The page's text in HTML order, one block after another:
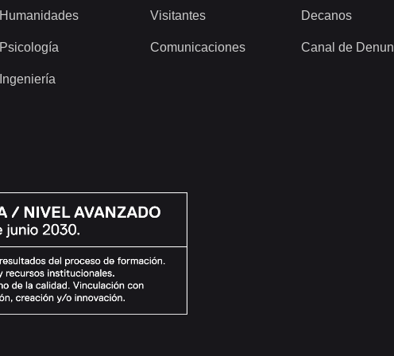
Humanidades
Psicología
Ingeniería
Visitantes
Comunicaciones
Decanos
Canal de